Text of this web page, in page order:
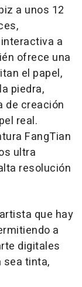
a unos 12
a
ofrece una
el papel,
piedra,
de creación
real.
FangTian
ultra
resolución
que hay
a
digitales
tinta,